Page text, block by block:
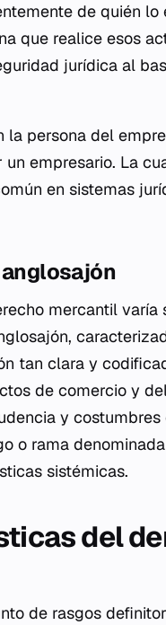
de quién
que realice esos
jurídica al
persona del
empresario. La
en sistemas
mercantil
tan clara y
de comercio y
y
o rama
sistémicas.
del
de rasgos